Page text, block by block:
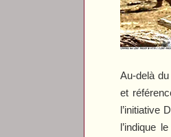
Au-delà
et
l’initiative
l’indique